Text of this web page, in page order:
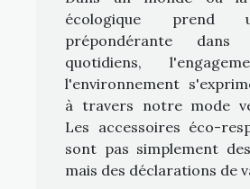
écologique prend
prépondérante
quotidiens,
l'environnement
à travers notre mode
Les accessoires éco-
sont pas simplement
mais des déclarations de